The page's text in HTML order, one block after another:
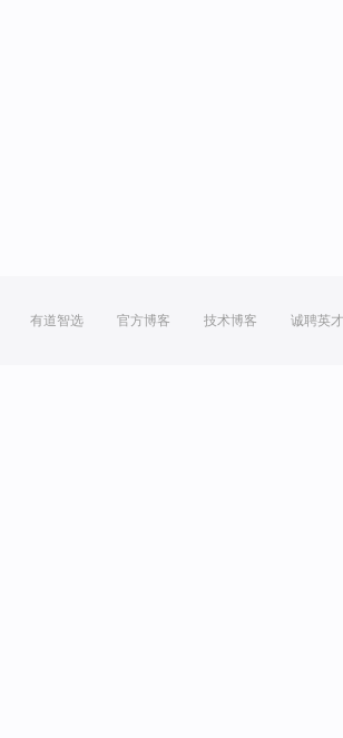
有道智选 官方博客 技术博客 诚聘英才